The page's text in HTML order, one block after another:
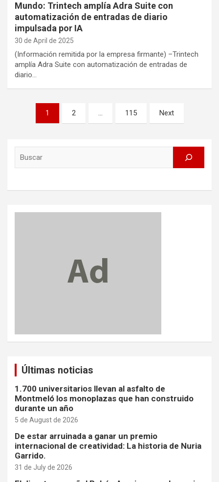
Mundo: Trintech amplía Adra Suite con
automatización de entradas de diario
impulsada por IA
30 de April de 2025
(Información remitida por la empresa firmante) –Trintech
amplía Adra Suite con automatización de entradas de
diario…
pagination
1 2 … 115 Next
Últimas noticias
1.700 universitarios llevan al asfalto de
Montmeló los monoplazas que han construido
durante un año
5 de August de 2026
De estar arruinada a ganar un premio
internacional de creatividad: La historia de Nuria
Garrido.
31 de July de 2026